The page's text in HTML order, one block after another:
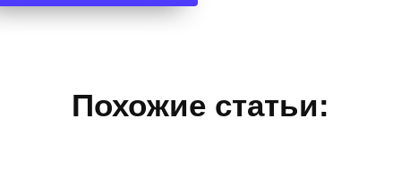
Похожие статьи: